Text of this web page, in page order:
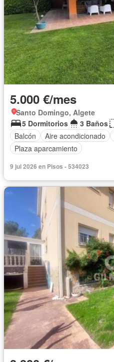
5.000 €/mes
Santo Domingo, Algete
5 Dormitorios
3 Baños
Balcón
Aire acondicionado
Plaza aparcamiento
9 jul 2026 en Pisos - 534023